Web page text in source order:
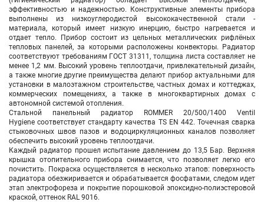
эффективностью и надежностью. Конструктивные элементы прибора
выполнены из низкоуглеродистой высококачественной стали -
материала, который имеет низкую инерцию, быстро нагревается и
отдает тепло. Прибор состоит из цельных металлических рифлёных
тепловых панелей, за которыми расположены конвекторы. Радиатор
соответствуют требованиям ГОСТ 31311, толщина листа составляет не
менее 1,2 мм. Высокий уровень теплоотдачи, привлекательный дизайн,
а также многие другие преимущества делают прибор актуальными для
установки в малоэтажном строительстве, частных домах и коттеджах,
коммерческих помещениях, а также в многоквартирных домах с
автономной системой отопления.
Стальной панельный радиатор ROMMER 20/500/1400 Ventil
Hygiene соответствует стандарту качества TS EN 442. Точечная сварка
стыковочных швов пазов и водоциркуляционных каналов позволяет
обеспечить высокий уровень теплоотдачи.
Каждый радиатор прошел испытание давлением до 13,5 Бар. Верхняя
крышка отопительного прибора снимается, что позволяет легко его
почистить. Покраска осуществляется в несколько этапов: поверхность
радиатора обезжиривается и обрабатывается фосфатами, следом идет
этап электрофореза и покрытие порошковой эпоксидно-полиэстеровой
краской, оттенок RAL 9016.